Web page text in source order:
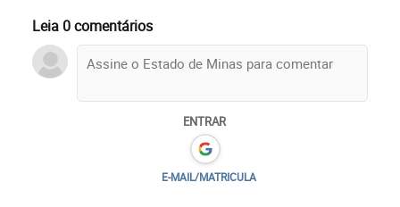
Leia 0 comentários
ENTRAR
E-MAIL/MATRICULA